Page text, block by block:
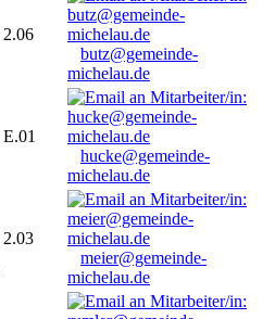
2.06
butz@gemeinde-
michelau.de
E.01
hucke@gemeinde-
michelau.de
2.03
meier@gemeinde-
michelau.de